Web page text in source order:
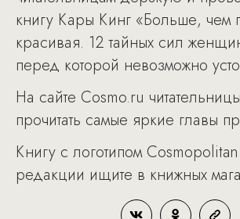
книгу Кары Кинг «Больше, чем
красивая. 12 тайных сил
перед которой невозможно
На сайте Cosmo.ru
прочитать самые яркие главы
Книгу с логотипом
редакции ищите в книжных